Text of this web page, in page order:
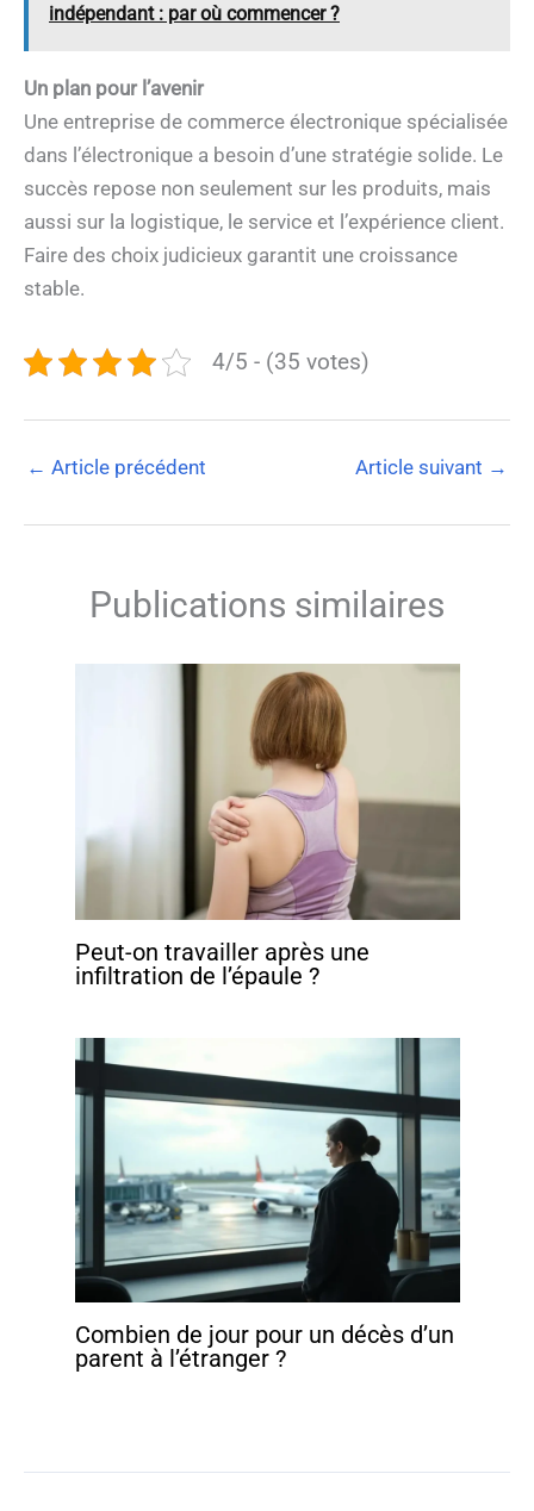
indépendant : par où commencer ?
Un plan pour l’avenir
Une entreprise de commerce électronique spécialisée
dans l’électronique a besoin d’une stratégie solide. Le
succès repose non seulement sur les produits, mais
aussi sur la logistique, le service et l’expérience client.
Faire des choix judicieux garantit une croissance
stable.
4/5 - (35 votes)
← Article précédent Article suivant →
Publications similaires
Peut-on travailler après une
infiltration de l’épaule ?
Combien de jour pour un décès d’un
parent à l’étranger ?